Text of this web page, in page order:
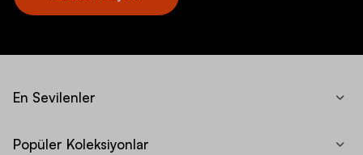
En Sevilenler
Popüler Koleksiyonlar